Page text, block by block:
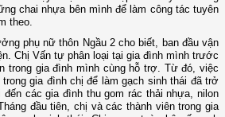
chai nhựa bên mình để làm công tác tuyên
theo.
phụ nữ thôn Ngầu 2 cho biết, ban đầu vận
Chị Vấn tự phân loại tại gia đình mình trước
trong gia đình mình cùng hỗ trợ. Từ đó, việc
gia đình chị để làm gạch sinh thái đã trở
đến các gia đình thu gom rác thải nhựa, nilon
đầu tiên, chị và các thành viên trong gia